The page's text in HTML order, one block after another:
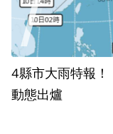
4縣市大雨特報
動態出爐